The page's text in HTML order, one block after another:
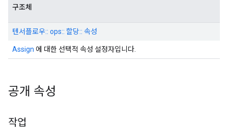
구조체
텐서플로우:: ops:: 할당:: 속성
Assign 에 대한 선택적 속성 설정자입니다.
공개 속성
작업